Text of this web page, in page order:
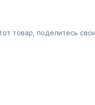
товар, поделитесь